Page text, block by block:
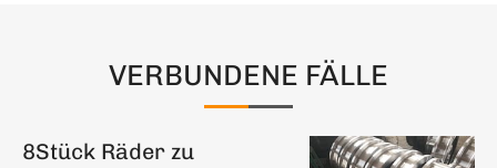
VERBUNDENE FÄLLE
8Stück Räder zu